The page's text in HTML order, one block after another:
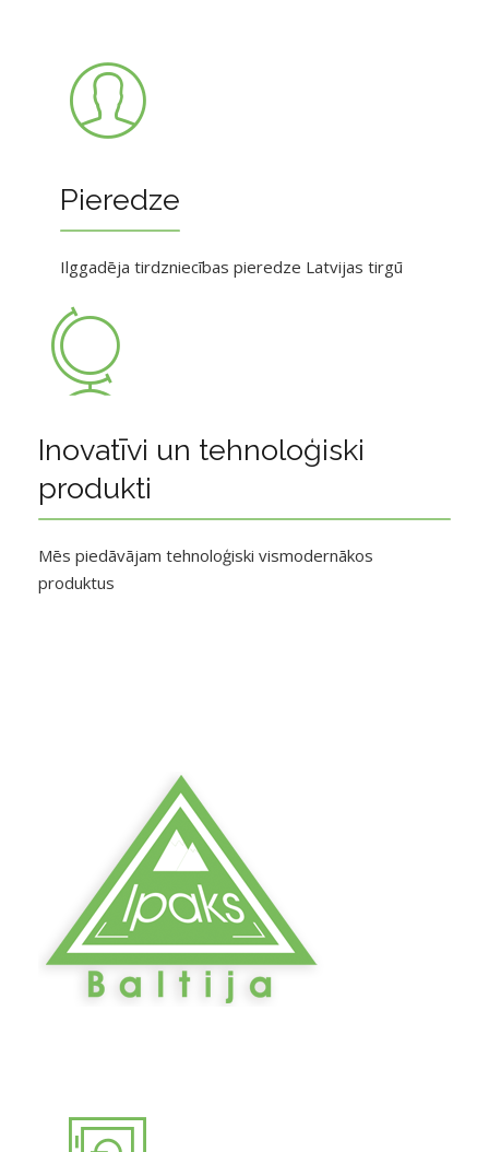
Pieredze
Ilggadēja tirdzniecības pieredze Latvijas tirgū
Inovatīvi un tehnoloģiski
produkti
Mēs piedāvājam tehnoloģiski vismodernākos
produktus